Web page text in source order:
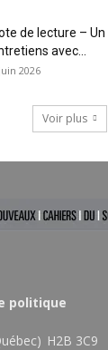
de lecture –
avec...
2026
Voir plus
politique
H2B 3C9